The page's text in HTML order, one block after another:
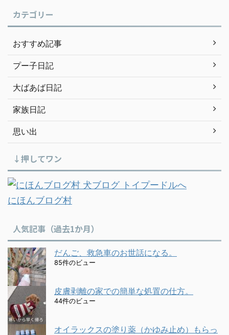
カテゴリー
おすすめ記事
プー子日記
大ばあば日記
家族日記
思い出
↓押してワン
にほんブログ村
人気記事（過去1か月）
だんご、救急車のお世話になる。
85件のビュー
皮膚剥離の家での簡単な処置の仕方。
44件のビュー
オイラックスの塗り薬（かゆみ止め）もらっ